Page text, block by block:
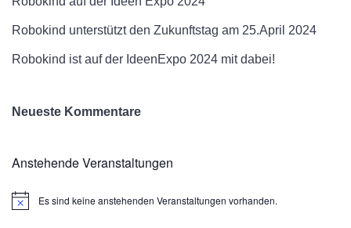
Robokind unterstützt den Zukunftstag am 25.April 2024
Robokind ist auf der IdeenExpo 2024 mit dabei!
Neueste Kommentare
Anstehende Veranstaltungen
HinweisEs sind keine anstehenden Veranstaltungen vorhanden.